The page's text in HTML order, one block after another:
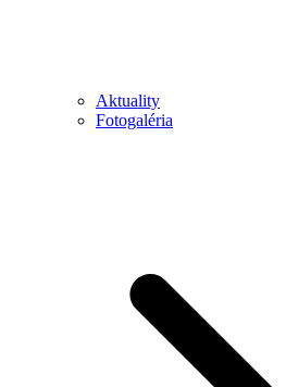
Aktuality
Fotogaléria